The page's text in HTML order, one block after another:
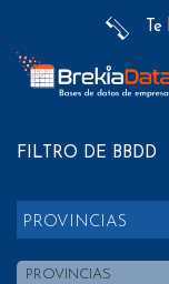
FILTRO DE BBDD
PROVINCIAS
PROVINCIAS